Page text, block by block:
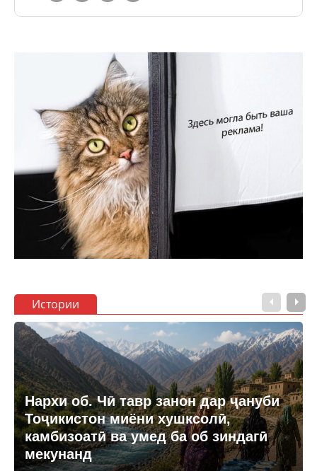
Истории
Нархи об. Чӣ тавр занон дар ҷануби
Тоҷикистон миёни хушксолӣ,
камбизоатӣ ва умед ба об зиндагӣ
мекунанд